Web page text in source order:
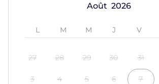
Août
27 28 29 30 31
3 4 5 6 7